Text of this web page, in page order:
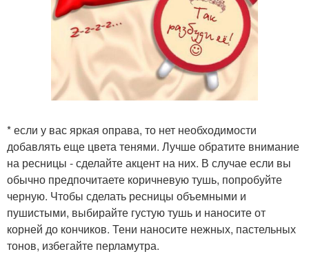
* если у вас яркая оправа, то нет необходимости
добавлять еще цвета тенями. Лучше обратите внимание
на ресницы - сделайте акцент на них. В случае если вы
обычно предпочитаете коричневую тушь, попробуйте
черную. Чтобы сделать ресницы объемными и
пушистыми, выбирайте густую тушь и наносите от
корней до кончиков. Тени наносите нежных, пастельных
тонов, избегайте перламутра.